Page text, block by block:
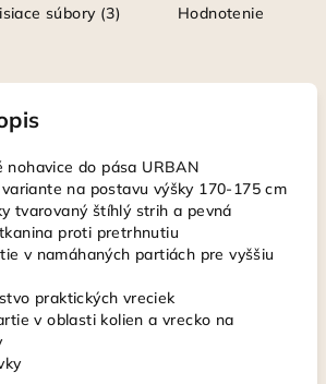
súbory (3) Hodnotenie
nohavice do pása URBAN
na postavu výšky 170-175 cm
tvarovaný štíhlý strih a pevná
proti pretrhnutiu
v namáhaných partiách pre vyššiu
praktických vreciek
v oblasti kolien a vrecko na